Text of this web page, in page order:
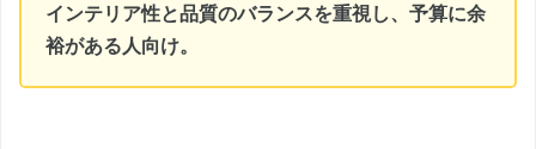
インテリア性と品質のバランスを重視し、予算に余
裕がある人向け。